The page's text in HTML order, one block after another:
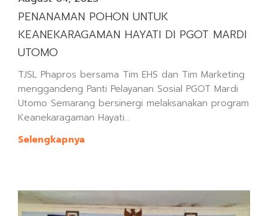
PENANAMAN POHON UNTUK
KEANEKARAGAMAN HAYATI DI PGOT MARDI
UTOMO
TJSL Phapros bersama Tim EHS dan Tim Marketing
menggandeng Panti Pelayanan Sosial PGOT Mardi
Utomo Semarang bersinergi melaksanakan program
Keanekaragaman Hayati...
Selengkapnya